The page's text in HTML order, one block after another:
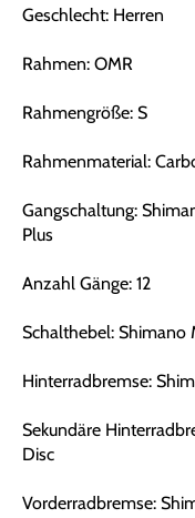
Geschlecht: Herren
Rahmen: OMR
Rahmengröße: S
Rahmenmaterial:
Gangschaltung:
Plus
Anzahl Gänge: 12
Schalthebel: Shimano
Hinterradbremse:
Sekundäre
Disc
Vorderradbremse: